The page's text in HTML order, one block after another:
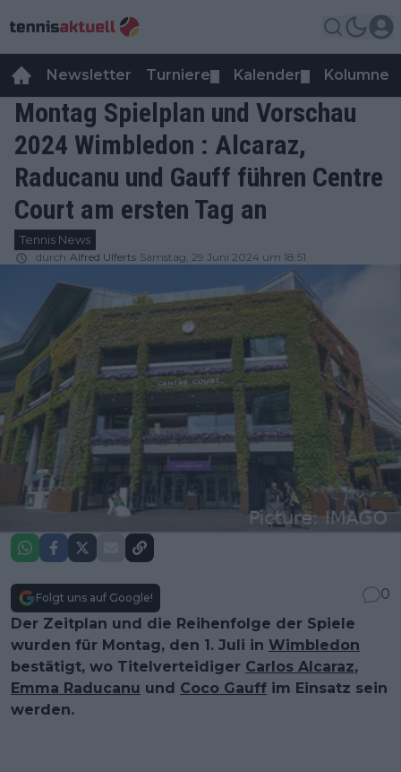
Newsletter Turniere Kalender Kolumnen
Montag Spielplan und Vorschau
2024 Wimbledon : Alcaraz,
Raducanu und Gauff führen Centre
Court am ersten Tag an
Tennis News
durch Alfred Ulferts Samstag, 29 Juni 2024 um 18:51
Folgt uns auf Google!
0
Der Zeitplan und die Reihenfolge der Spiele
wurden für Montag, den 1. Juli in Wimbledon
bestätigt, wo Titelverteidiger Carlos Alcaraz,
Emma Raducanu und Coco Gauff im Einsatz sein
werden.